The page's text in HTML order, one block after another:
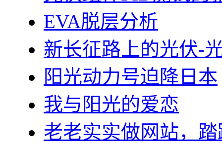
EVA脱层分析
新长征路上的光伏-
阳光动力号迫降日本
我与阳光的爱恋
老老实实做网站，